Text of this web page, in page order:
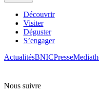
Découvrir
Visiter
Déguster
S’engager
ActualitésBNICPresse
Nous suivre